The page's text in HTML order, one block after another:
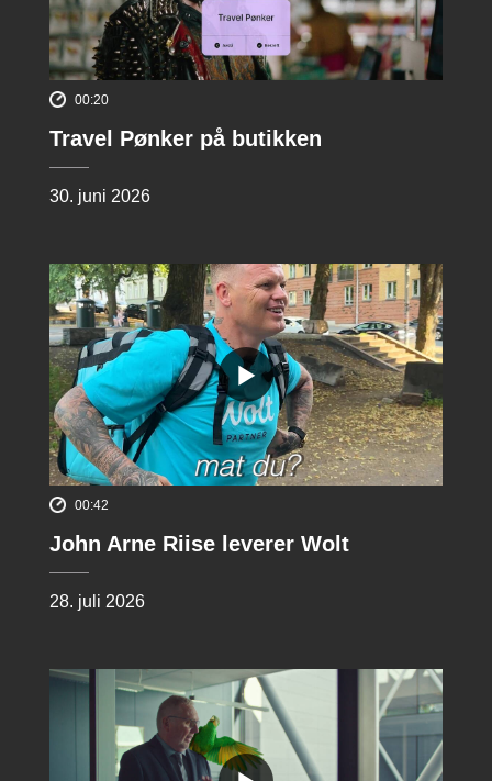
00:20
Travel Pønker på butikken
30. juni 2026
00:42
John Arne Riise leverer Wolt
28. juli 2026